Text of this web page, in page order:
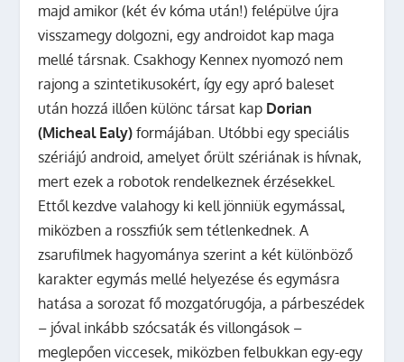
majd amikor (két év kóma után!) felépülve újra
visszamegy dolgozni, egy androidot kap maga
mellé társnak. Csakhogy Kennex nyomozó nem
rajong a szintetikusokért, így egy apró baleset
után hozzá illően különc társat kap Dorian
(Micheal Ealy) formájában. Utóbbi egy speciális
szériájú android, amelyet őrült szériának is hívnak,
mert ezek a robotok rendelkeznek érzésekkel.
Ettől kezdve valahogy ki kell jönniük egymással,
miközben a rosszfiúk sem tétlenkednek. A
zsarufilmek hagyománya szerint a két különböző
karakter egymás mellé helyezése és egymásra
hatása a sorozat fő mozgatórugója, a párbeszédek
– jóval inkább szócsaták és villongások –
meglepően viccesek, miközben felbukkan egy-egy